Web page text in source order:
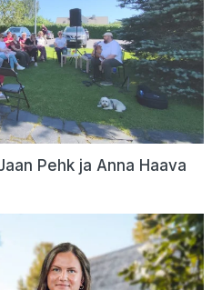
Pehk ja Anna Haava